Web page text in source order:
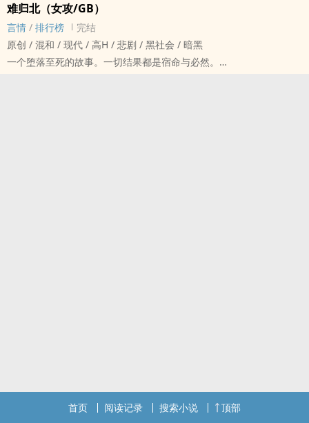
难归北（女攻/GB）
言情 / 排行榜
完结
原创 / 混和 / 现代 / ‎‍‌高‍H‍ / 悲剧 / 黑社会 / 暗黑
一个堕落至死的故事。一切结果都是宿命与必然。
首页 阅读记录 搜索小说 顶部